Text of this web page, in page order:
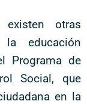
otras
educación
Programa de
Social, que
en la